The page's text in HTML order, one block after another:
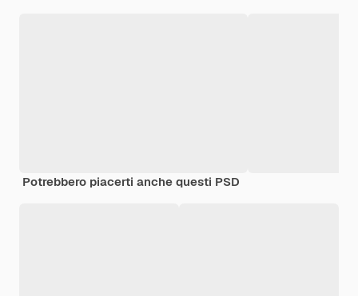
Potrebbero piacerti anche questi PSD